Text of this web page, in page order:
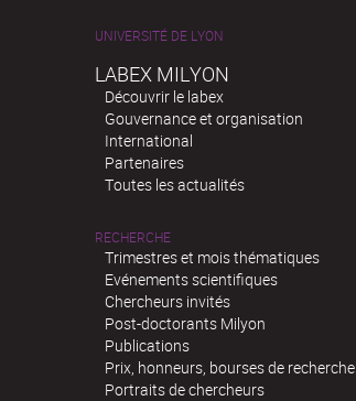
UNIVERSITÉ DE LYON
LABEX MILYON
Découvrir le labex
Gouvernance et organisation
International
Partenaires
Toutes les actualités
RECHERCHE
Trimestres et mois thématiques
Evénements scientifiques
Chercheurs invités
Post-doctorants Milyon
Publications
Prix, honneurs, bourses de recherche
Portraits de chercheurs